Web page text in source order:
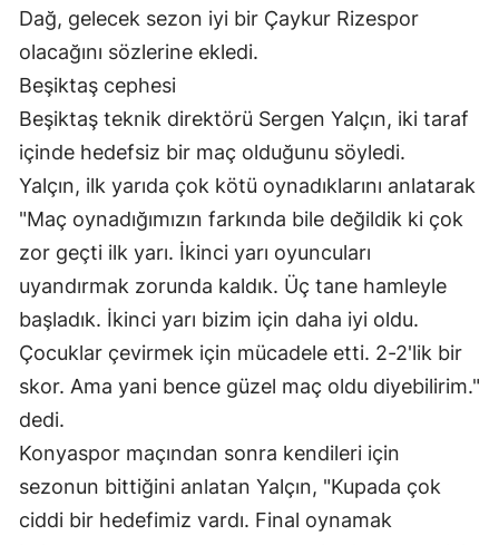
Kilis
Osmaniye
Düzce
Dağ, gelecek sezon iyi bir Çaykur Rizespor
olacağını sözlerine ekledi.
Beşiktaş cephesi
Beşiktaş teknik direktörü Sergen Yalçın, iki taraf
içinde hedefsiz bir maç olduğunu söyledi.
Yalçın, ilk yarıda çok kötü oynadıklarını anlatarak
"Maç oynadığımızın farkında bile değildik ki çok
zor geçti ilk yarı. İkinci yarı oyuncuları
uyandırmak zorunda kaldık. Üç tane hamleyle
başladık. İkinci yarı bizim için daha iyi oldu.
Çocuklar çevirmek için mücadele etti. 2-2'lik bir
skor. Ama yani bence güzel maç oldu diyebilirim."
dedi.
Konyaspor maçından sonra kendileri için
sezonun bittiğini anlatan Yalçın, "Kupada çok
ciddi bir hedefimiz vardı. Final oynamak